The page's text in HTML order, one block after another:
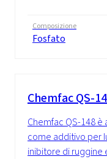
Composizione
Fosfato
Chemfac QS-
Chemfac QS-148
come additivo per
inibitore di ruggine